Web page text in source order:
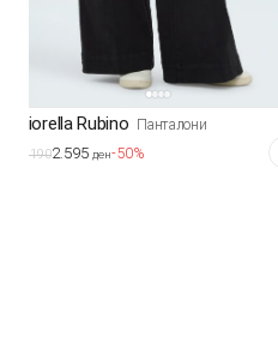
Fiorella Rubino Панталони
5.1902.595 ден-50%